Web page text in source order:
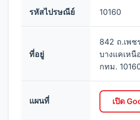
รหัสไปรษณีย์ 10160
ที่อยู่
842 ถ.เพช
บางแคเหนื
กทม.
แผนที่ เปิด